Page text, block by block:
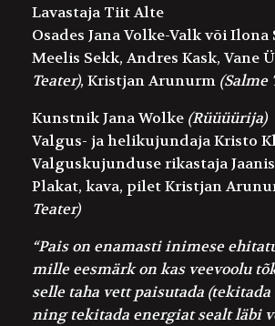
Lavastaja Tiit Alte
Osades Jana Volke-ValkvõiIlona
Meelis Sekk,Andres Kask, Vane
Teater), Kristjan Arunurm (Salme
KunstnikJana Wolke (Rüüüürija)
Valgus- ja helikujundajaKristo
Valguskujunduse rikastaja
Plakat, kava, piletKristjan
Teater)
“Pais on enamasti inimese
mille eesmärk on kas veevoolu
selle taha vett paisutada (tekitada
ning tekitada energiat sealt läbi